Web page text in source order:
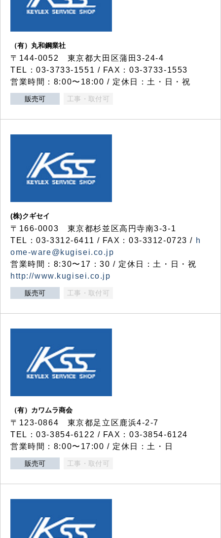
（有）丸和鋼業社
〒144-0052 東京都大田区蒲田3-24-4
TEL：03-3733-1551 / FAX：03-3733-1553
営業時間：8:00〜18:00 / 定休日：土・日・祝
販売可 工事・取付可
(株)クギセイ
〒166-0003 東京都杉並区高円寺南3-3-1
TEL：03-3312-6411 / FAX：03-3312-0723 / h
ome-ware@kugisei.co.jp
営業時間：8:30〜17：30 / 定休日：土・日・祝
http://www.kugisei.co.jp
販売可 工事・取付可
（有）カワムラ商会
〒123-0864 東京都足立区鹿浜4-2-7
TEL：03-3854-6122 / FAX：03-3854-6124
営業時間：8:00〜17:00 / 定休日：土・日
販売可 工事・取付可